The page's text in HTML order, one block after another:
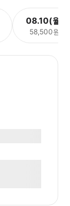
08.10(월)
58,500원